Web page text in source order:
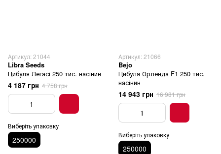
Артикул: 21044
Libra Seeds
Цибуля Легасі 250 тис. насінин
4 187 грн 4 758 грн
Виберіть упаковку
250000
Артикул: 21066
Bejo
Цибуля Орленда F1 250 тис.
насінин
14 943 грн 16 981 грн
Виберіть упаковку
250000